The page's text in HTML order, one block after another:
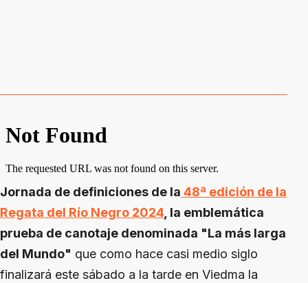
Jornada de definiciones de la 48ª edición de la
Regata del Río Negro 2024, la emblemática
prueba de canotaje denominada "La más larga
del Mundo" que como hace casi medio siglo
finalizará este sábado a la tarde en Viedma la